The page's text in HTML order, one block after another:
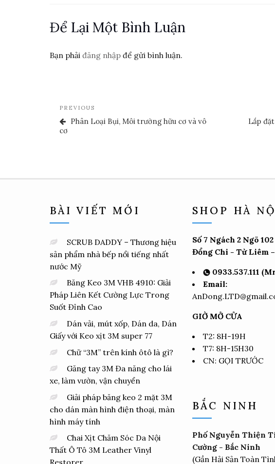
Để Lại Một Bình Luận
Bạn phải đăng nhập để gửi bình luận.
Điều
Hướng
Bài
Previous
Post
PREVIOUS
Phân Loại Bụi, Môi trường hữu cơ và vô
cơ
Lắp
BÀI VIẾT MỚI
SCRUB DADDY – Thương hiệu
sản phẩm nhà bếp nổi tiếng nhất
nước Mỹ
Băng Keo 3M VHB 4910: Giải
Pháp Liên Kết Cường Lực Trong
Suốt Đỉnh Cao
Dán vải, mút xốp, Dán da, Dán
Giấy với Keo xịt 3M super 77
Chữ “3M” trên kính ôtô là gì?
Găng tay 3M Đa năng cho lái
xe, làm vườn, vận chuyển
Giải pháp băng keo 2 mặt 3M
cho dán màn hình điện thoại, màn
hình máy tính
Chai Xịt Chăm Sóc Da Nội
Thất Ô Tô 3M Leather Vinyl
SHOP HÀ
Số 7 Ngách 2 Ngõ
Đổng Chi - Từ Liêm
0933.537.111
Email:
GIỜ MỞ CỬA
T2: 8H-19H
T7: 8H-15H30
CN: GỌI TRƯỚC
BẮC NINH
Phố Nguyễn Thiện
Cường - Bắc Ninh
(Gần Hải Sản Toàn